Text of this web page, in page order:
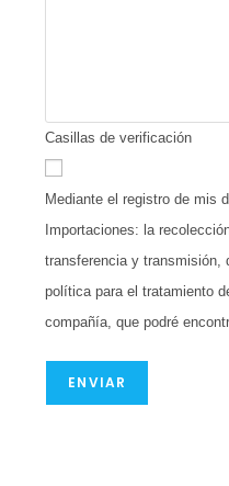
Casillas de verificación
Mediante el registro de mis
Importaciones: la
transferencia y transmisión,
política para el tratamiento
compañía, que podré
ENVIAR